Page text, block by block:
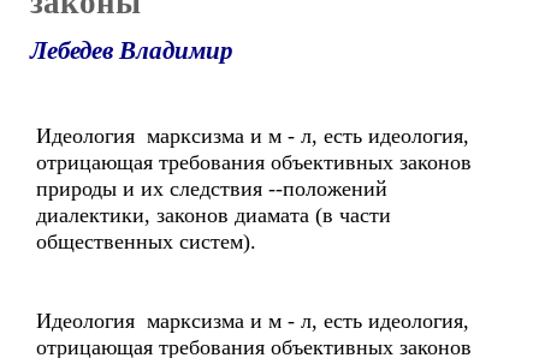
Лебедев Владимир
Идеология марксизма и м - л, есть идеология,
отрицающая требования объективных законов
природы и их следствия --положений
диалектики, законов диамата (в части
общественных систем).
Идеология марксизма и м - л, есть идеология,
отрицающая требования объективных законов